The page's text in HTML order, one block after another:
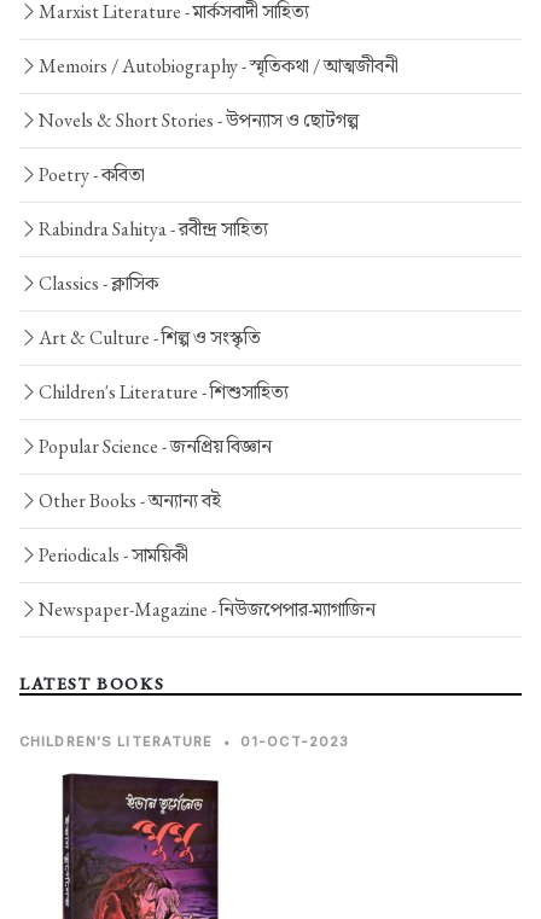
Marxist Literature -মার্কসবাদী সাহিত্য
Memoirs / Autobiography -স্মৃতিকথা / আত্মজীবনী
Novels & Short Stories -উপন্যাস ও ছোটগল্প
Poetry -কবিতা
Rabindra Sahitya -রবীন্দ্র সাহিত্য
Classics -ক্লাসিক
Art & Culture -শিল্প ও সংস্কৃতি
Children's Literature -শিশুসাহিত্য
Popular Science -জনপ্রিয় বিজ্ঞান
Other Books -অন্যান্য বই
Periodicals -সাময়িকী
Newspaper-Magazine -নিউজপেপার-ম্যাগাজিন
LATEST BOOKS
CHILDREN'S LITERATURE • 01-OCT-2023